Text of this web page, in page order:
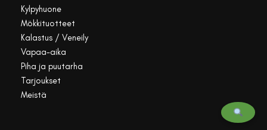
Kylpyhuone
Mökkituotteet
Kalastus / Veneily
Vapaa-aika
Piha ja puutarha
Tarjoukset
Meistä